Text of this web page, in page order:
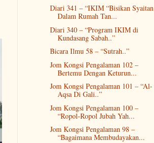
Diari 341 – “IKIM “Bisikan Syaitan
Dalam Rumah Tan...
Diari 340 – “Program IKIM di
Kundasang Sabah..”
Bicara Ilmu 58 – “Sutrah..”
Jom Kongsi Pengalaman 102 –
Bertemu Dengan Keturun...
Jom Kongsi Pengalaman 101 – “Al-
Aqsa Di Gali..”
Jom Kongsi Pengalaman 100 –
“Ropol-Ropol Jubah Yah...
Jom Kongsi Pengalaman 98 –
“Bagaimana Membudayakan...